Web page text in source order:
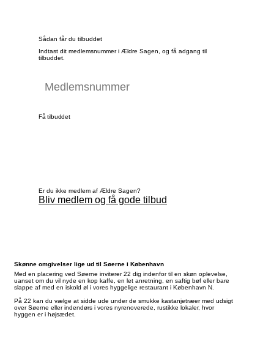
Skønne omgivelser lige ud til Søerne i København
Med en placering ved Søerne inviterer 22 dig indenfor til en skøn oplevelse,
uanset om du vil nyde en kop kaffe, en let anretning, en saftig bøf eller bare
slappe af med en iskold øl i vores hyggelige restaurant i København N.
På 22 kan du vælge at sidde ude under de smukke kastanjetræer med udsigt
over Søerne eller indendørs i vores nyrenoverede, rustikke lokaler, hvor
hyggen er i højsædet.
Sådan får du tilbuddet
Indtast dit medlemsnummer i Ældre Sagen, og få adgang til
tilbuddet.
Få tilbuddet
Er du ikke medlem af Ældre Sagen?
Bliv medlem og få gode tilbud